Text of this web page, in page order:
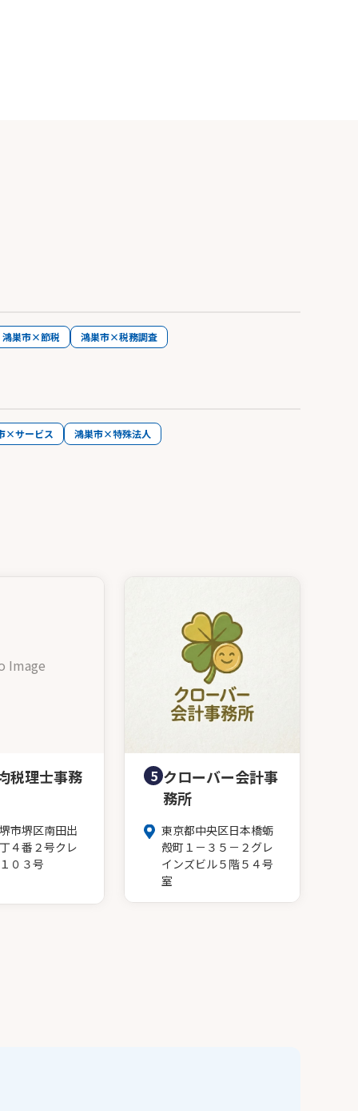
鴻巣市×節税 鴻巣市×税務調査
×サービス 鴻巣市×特殊法人
Image
税理士事務
市堺区南田出
４番２号クレ
０３号
5 クローバー会計事
務所
東京都中央区日本橋蛎
殻町１－３５－２グレ
インズビル５階５４号
室